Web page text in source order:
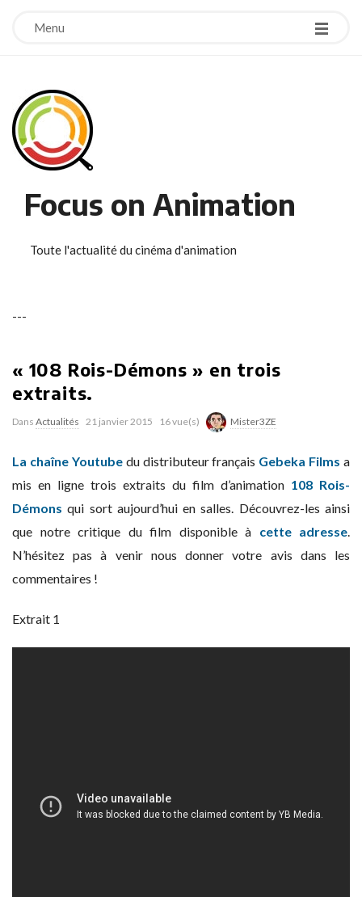
Menu
Focus on Animation
Toute l'actualité du cinéma d'animation
---
« 108 Rois-Démons » en trois
extraits.
Dans Actualités 21 janvier 2015 16 vue(s) Mister3ZE
La chaîne Youtubedu distributeur français Gebeka Films a
mis en ligne trois extraits du film d’animation 108 Rois-
Démons qui sort aujourd’hui en salles. Découvrez-les ainsi
que notre critique du film disponible à cette adresse.
N’hésitez pas à venir nous donner votre avis dans les
commentaires !
Extrait 1